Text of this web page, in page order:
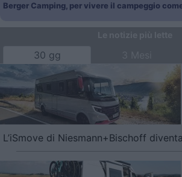
Berger Camping, per vivere il campeggio
30 gg
L’iSmove di Niesmann+Bischoff